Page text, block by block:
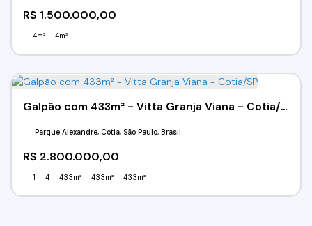
R$ 1.500.000,00
4m² 4m²
Galpão com 433m² - Vitta Granja Viana - Cotia/SP
R$ 2.800.000,00
Parque Alexandre, Cotia, São Paulo, Brasil
1 4 433m² 433m² 433m²